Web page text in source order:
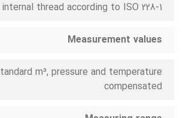
internal thread according to ISO 228-1
Measurement values
m³, pressure and temperature
compensated